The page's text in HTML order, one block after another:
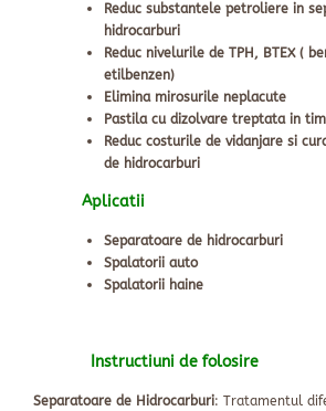
Reduc substantele petroliere in
hidrocarburi
Reduc nivelurile de TPH, BTEX (
etilbenzen)
Elimina mirosurile neplacute
Pastila cu dizolvare treptata in
Reduc costurile de vidanjare si
de hidrocarburi
Aplicatii
Separatoare de hidrocarburi
Spalatorii auto
Spalatorii haine
Instructiuni de folosire
Separatoare de Hidrocarburi: Tratamentul